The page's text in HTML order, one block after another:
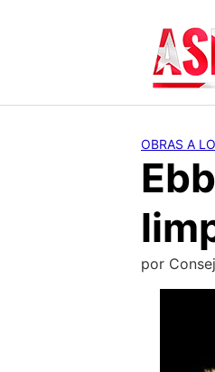
OBRAS A
por